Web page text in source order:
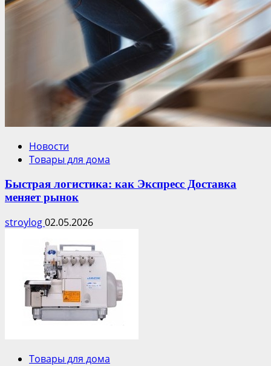
Новости
Товары для дома
Быстрая логистика: как Экспресс Доставка
меняет рынок
stroylog02.05.2026
Товары для дома